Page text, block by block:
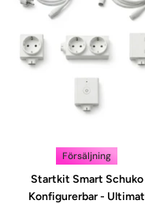
Försäljning
Startkit Smart Schuko
Konfigurerbar - Ultimat